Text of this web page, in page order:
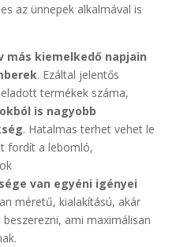
az ünnepek alkalmával is
más kiemelkedő napjain
. Ezáltal jelentős
termékek száma,
is nagyobb
. Hatalmas terhet vehet le
fordít a lebomló,
van egyéni igényei
méretű, kialakítású, akár
ami maximálisan